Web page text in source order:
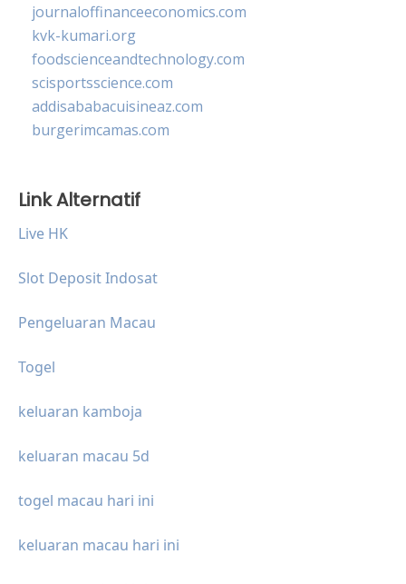
journaloffinanceeconomics.com
kvk-kumari.org
foodscienceandtechnology.com
scisportsscience.com
addisababacuisineaz.com
burgerimcamas.com
Link Alternatif
Live HK
Slot Deposit Indosat
Pengeluaran Macau
Togel
keluaran kamboja
keluaran macau 5d
togel macau hari ini
keluaran macau hari ini